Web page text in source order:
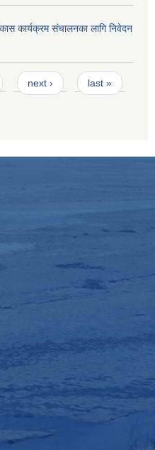
कार्यक्रम संचालनका लागि निवेदन
next › last »